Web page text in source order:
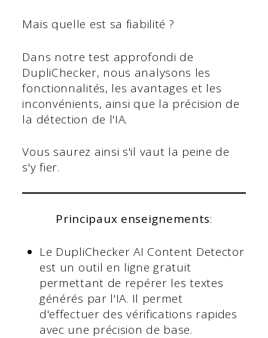
Mais quelle est sa fiabilité ?
Dans notre test approfondi de
DupliChecker, nous analysons les
fonctionnalités, les avantages et les
inconvénients, ainsi que la précision de
la détection de l'IA.
Vous saurez ainsi s'il vaut la peine de
s'y fier.
Principaux enseignements:
Le DupliChecker AI Content Detector
est un outil en ligne gratuit
permettant de repérer les textes
générés par l'IA. Il permet
d'effectuer des vérifications rapides
avec une précision de base.